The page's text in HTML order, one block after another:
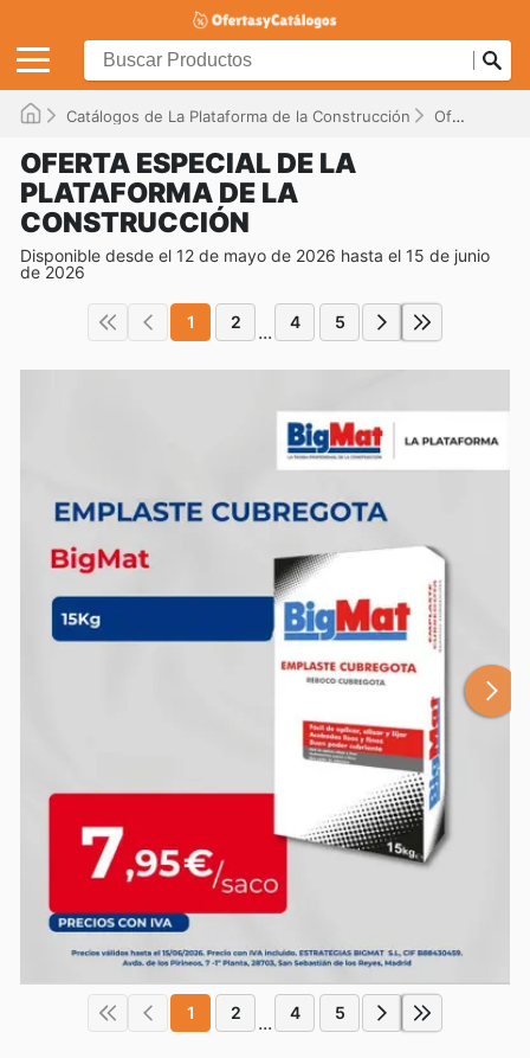
Catálogos de La Plataforma de la Construcción Ofertas
OFERTA ESPECIAL DE LA
PLATAFORMA DE LA
CONSTRUCCIÓN
Disponible desde el 12 de mayo de 2026 hasta el 15 de junio
de 2026
1 2 ... 4 5
1 2 ... 4 5